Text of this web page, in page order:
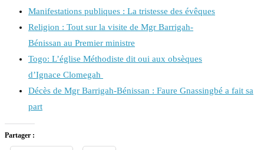
Manifestations publiques : La tristesse des évêques
Religion : Tout sur la visite de Mgr Barrigah-
Bénissan au Premier ministre
Togo: L’église Méthodiste dit oui aux obsèques
d’Ignace Clomegah
Décès de Mgr Barrigah-Bénissan : Faure Gnassingbé a fait sa
part
Partager :